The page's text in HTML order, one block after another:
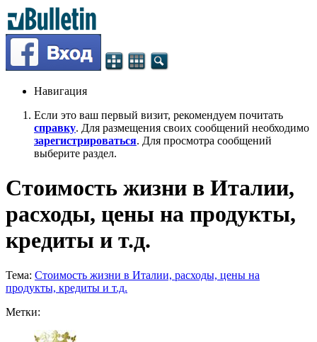
Навигация
Если это ваш первый визит, рекомендуем почитать
справку. Для размещения своих сообщений необходимо
зарегистрироваться. Для просмотра сообщений
выберите раздел.
Стоимость жизни в Италии,
расходы, цены на продукты,
кредиты и т.д.
Тема: Стоимость жизни в Италии, расходы, цены на
продукты, кредиты и т.д.
Метки: